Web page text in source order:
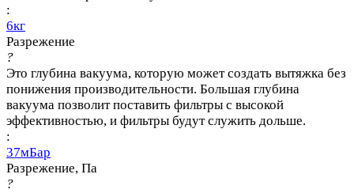
:
6кг
Разрежение
?
Это глубина вакуума, которую может создать вытяжка без
понижения производительности. Большая глубина
вакуума позволит поставить фильтры с высокой
эффективностью, и фильтры будут служить дольше.
:
37мБар
Разрежение, Па
?